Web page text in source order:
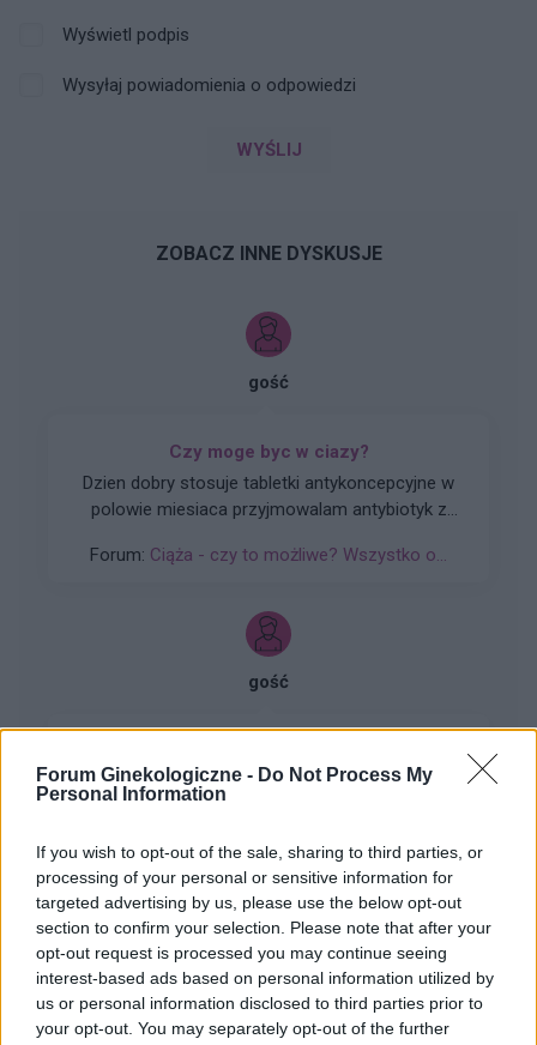
Forum Ginekologiczne - Do Not Process My
Personal Information
If you wish to opt-out of the sale, sharing to third parties, or
processing of your personal or sensitive information for
targeted advertising by us, please use the below opt-out
section to confirm your selection. Please note that after your
opt-out request is processed you may continue seeing
interest-based ads based on personal information utilized by
us or personal information disclosed to third parties prior to
your opt-out. You may separately opt-out of the further
Wyświetl podpis
Wysyłaj powiadomienia o odpowiedzi
WYŚLIJ
ZOBACZ INNE DYSKUSJE
gość
Czy moge byc w ciazy?
Dzien dobry stosuje tabletki antykoncepcyjne w
polowie miesiaca przyjmowalam antybiotyk z
bralam..stosunek byl do konca... wiem powinnam
stalo...mam jakies dziwne objawy zrobilam test...
Forum: Ciąża - czy to możliwe? Wszystko o...
gość
Mój ostatni okres był 13-17 grudnia Ostatnie dni
grudnia Następna miesiączka wypada mi na 12
stycznia i planowo ma potrwać do 16 stycznia
Wczoraj, czyli 3 stycznia ok 1:00 w nocy
podczas stosunku pękła nam gumka i wytrysk
spermy prawdopodobnie nastąpił w środku
pochwy ( po pójściu do toalety odkryłam, że
cała okolica mojej pochwy jest mokra od
Forum:Ciąża - czy to możliwe? Wszystko o...
gość